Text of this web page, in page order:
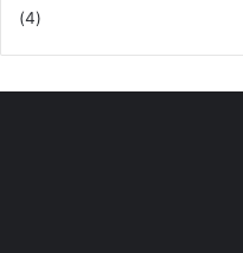
(4)